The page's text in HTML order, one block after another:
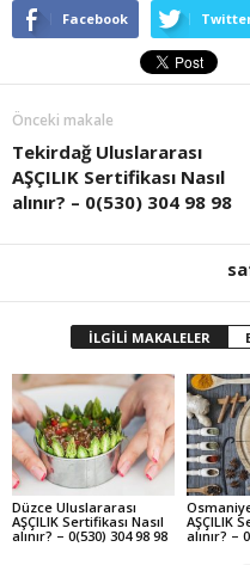
Facebook
Önceki makale
Tekirdağ Uluslararası
AŞÇILIK Sertifikası Nasıl
alınır? – 0(530) 304 98 98
İLGİLİ MAKALELER
Düzce Uluslararası
AŞÇILIK Sertifikası Nasıl
alınır? – 0(530) 304 98 98
AŞÇILIK
alınır? –